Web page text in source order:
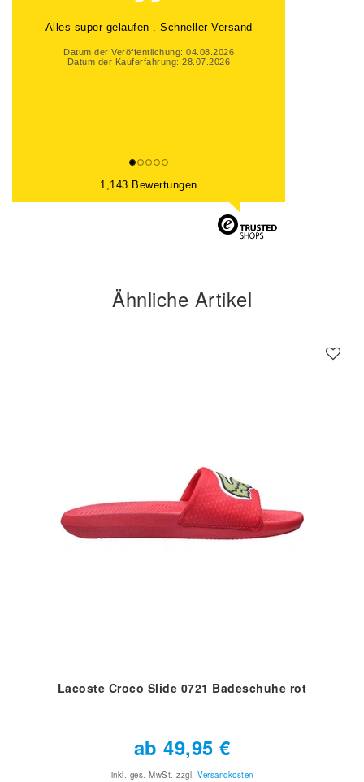
Alles Top gelaufen
Datum der Veröffentlichung: 01.08.2026
Datum der Kauferfahrung: 25.07.2026
1,143 Bewertungen
Ähnliche Artikel
Lacoste Croco Slide 0721 Badeschuhe rot
ab 49,95 €
inkl. ges. MwSt. zzgl. Versandkosten